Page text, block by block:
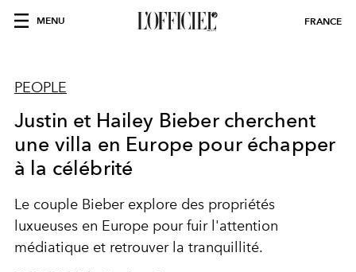
MENU FRANCE
PEOPLE
Justin et Hailey Bieber cherchent
une villa en Europe pour échapper
à la célébrité
Le couple Bieber explore des propriétés
luxueuses en Europe pour fuir l'attention
médiatique et retrouver la tranquillité.